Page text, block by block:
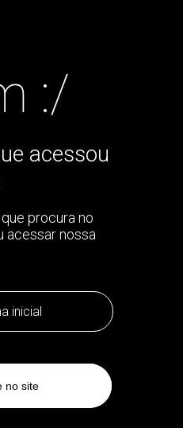
:/
acessou
procura no
acessar nossa
inicial